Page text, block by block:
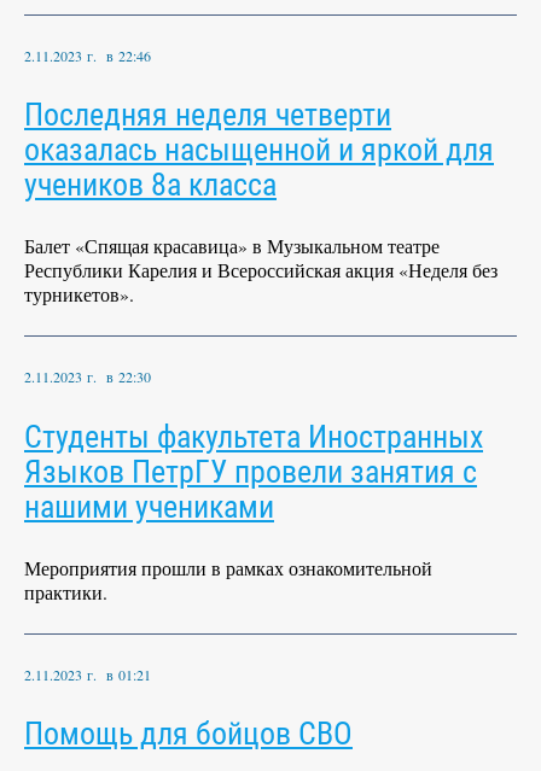
2.11.2023 г. в 22:46
Последняя неделя четверти
оказалась насыщенной и яркой для
учеников 8а класса
Балет «Спящая красавица» в Музыкальном театре
Республики Карелия и Всероссийская акция «Неделя без
турникетов».
2.11.2023 г. в 22:30
Студенты факультета Иностранных
Языков ПетрГУ провели занятия с
нашими учениками
Мероприятия прошли в рамках ознакомительной
практики.
2.11.2023 г. в 01:21
Помощь для бойцов СВО